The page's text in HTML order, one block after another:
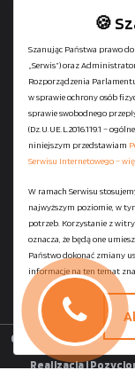
Copyright ©
Realizacja i
🍪
Szanując Państwa prawo
„Serwis”) oraz
Rozporządzenia
w sprawie ochrony osób
sprawie swobodnego
(Dz.U.UE.L.2016.119.1 –
niniejszym przedstawiam
Serwisu Internetowego –
W ramach Serwisu
najwyższym poziomie, w
potrzeb. Korzystanie z
oznacza, że będą one
Państwo dokonać zmiany
informacje na ten temat